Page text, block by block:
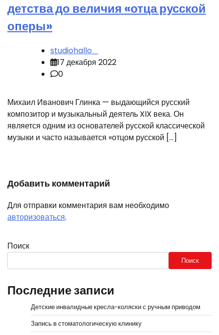
детства до величия «отца русской
оперы»
studiohallo_
17 декабря 2022
0
Михаил Иванович Глинка — выдающийся русский
композитор и музыкальный деятель XIX века. Он
является одним из основателей русской классической
музыки и часто называется «отцом русской […]
Добавить комментарий
Для отправки комментария вам необходимо
авторизоваться.
Поиск
Поиск
Последние записи
Детские инвалидные кресла-коляски с ручным приводом
Запись в стоматологическую клинику